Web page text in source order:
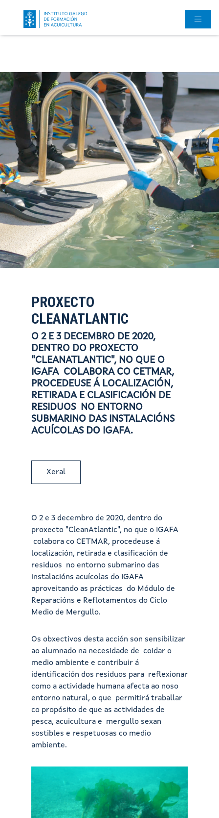
PROXECTO
CLEANATLANTIC
O 2 E 3 DECEMBRO DE 2020,
DENTRO DO PROXECTO
"CLEANATLANTIC", NO QUE O
IGAFA COLABORA CO CETMAR,
PROCEDEUSE Á LOCALIZACIÓN,
RETIRADA E CLASIFICACIÓN DE
RESIDUOS NO ENTORNO
SUBMARINO DAS INSTALACIÓNS
ACUÍCOLAS DO IGAFA.
Xeral
O 2 e 3 decembro de 2020, dentro do
proxecto "CleanAtlantic", no que o IGAFA
colabora co CETMAR, procedeuse á
localización, retirada e clasificación de
residuos no entorno submarino das
instalacións acuícolas do IGAFA
aproveitando as prácticas do Módulo de
Reparacións e Reflotamentos do Ciclo
Medio de Mergullo.
Os obxectivos desta acción son sensibilizar
ao alumnado na necesidade de coidar o
medio ambiente e contribuir á
identificación dos residuos para reflexionar
como a actividade humana afecta ao noso
entorno natural, o que permitirá traballar
co propósito de que as actividades de
pesca, acuicultura e mergullo sexan
sostibles e respetuosas co medio
ambiente.